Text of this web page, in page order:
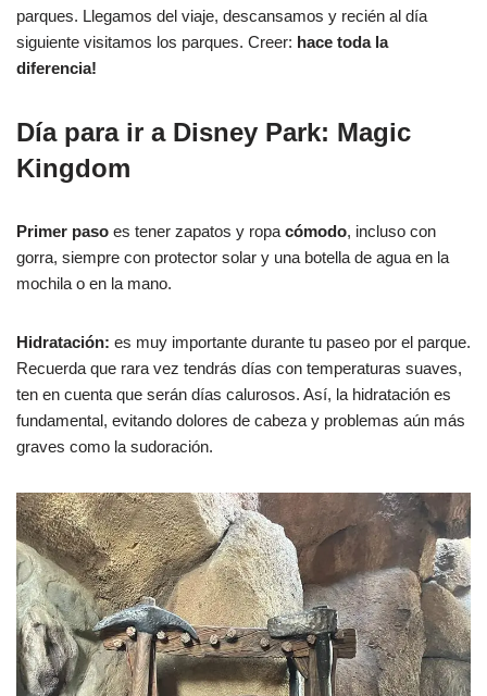
parques. Llegamos del viaje, descansamos y recién al día
siguiente visitamos los parques. Creer: hace toda la
diferencia!
Día para ir a Disney Park: Magic
Kingdom
Primer paso es tener zapatos y ropa cómodo, incluso con
gorra, siempre con protector solar y una botella de agua en la
mochila o en la mano.
Hidratación: es muy importante durante tu paseo por el parque.
Recuerda que rara vez tendrás días con temperaturas suaves,
ten en cuenta que serán días calurosos. Así, la hidratación es
fundamental, evitando dolores de cabeza y problemas aún más
graves como la sudoración.